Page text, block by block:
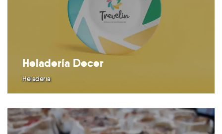
Heladería Decer
Heladería